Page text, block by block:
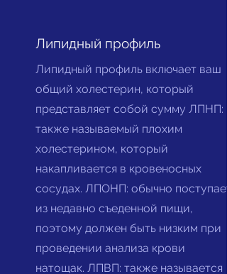
Липидный профиль
Липидный профиль включает ваш
общий холестерин, который
представляет собой сумму ЛПНП:
также называемый плохим
холестерином, который
накапливается в кровеносных
сосудах. ЛПОНП: обычно поступает
из недавно съеденной пищи,
поэтому должен быть низким при
проведении анализа крови
натощак. ЛПВП: также называется